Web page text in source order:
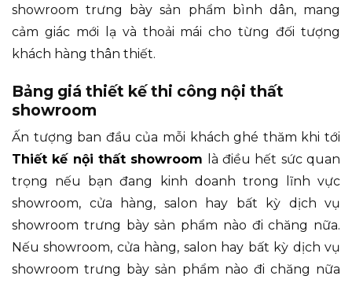
showroom trưng bày sản phẩm bình dân, mang
cảm giác mới lạ và thoải mái cho từng đối tượng
khách hàng thân thiết.
Bảng giá thiết kế thi công nội thất
showroom
Ấn tượng ban đầu của mỗi khách ghé thăm khi tới
Thiết kế nội thất showroom là điều hết sức quan
trọng nếu bạn đang kinh doanh trong lĩnh vực
showroom, cửa hàng, salon hay bất kỳ dịch vụ
showroom trưng bày sản phẩm nào đi chăng nữa.
Nếu showroom, cửa hàng, salon hay bất kỳ dịch vụ
showroom trưng bày sản phẩm nào đi chăng nữa